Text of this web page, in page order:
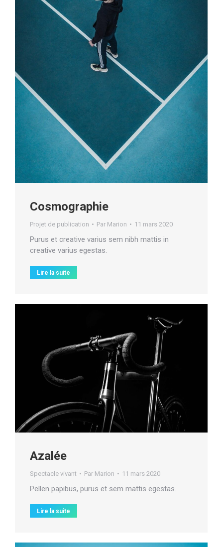
Cosmographie
Projet de publication Par Marion 11 mars 2020
Purus et creative varius sem nibh mattis in
creative varius egestas.
Lire la suite
Azalée
Spectacle vivant Par Marion 11 mars 2020
Pellen papibus, purus et sem mattis egestas.
Lire la suite